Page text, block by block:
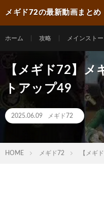
メギド72の最新動画まとめ
ホーム 攻略 メインスト
【メギド72】メ
トアップ49
2025.06.09 メギド72
HOME メギド72 【メギ